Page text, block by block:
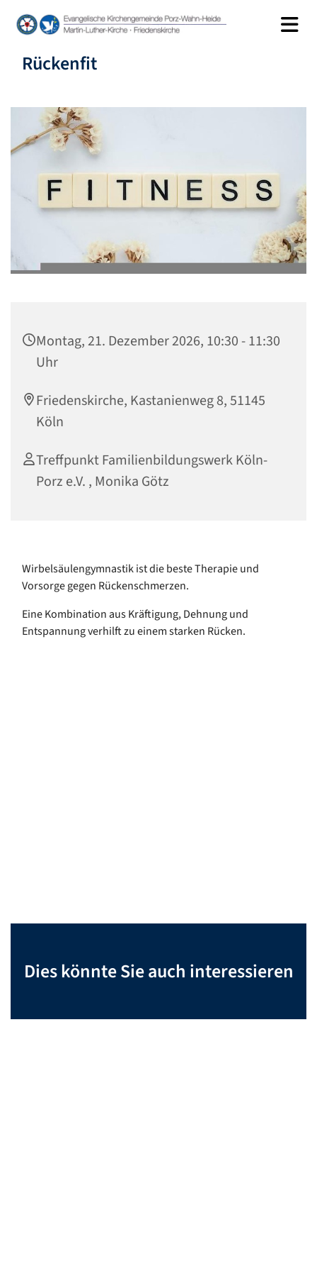
Rückenfit
Montag, 21. Dezember 2026, 10:30 - 11:30
Uhr
Friedenskirche, Kastanienweg 8, 51145
Köln
Treffpunkt Familienbildungswerk Köln-
Porz e.V. , Monika Götz
Wirbelsäulengymnastik ist die beste Therapie und
Vorsorge gegen Rückenschmerzen.
Eine Kombination aus Kräftigung, Dehnung und
Entspannung verhilft zu einem starken Rücken.
Dies könnte Sie auch interessieren